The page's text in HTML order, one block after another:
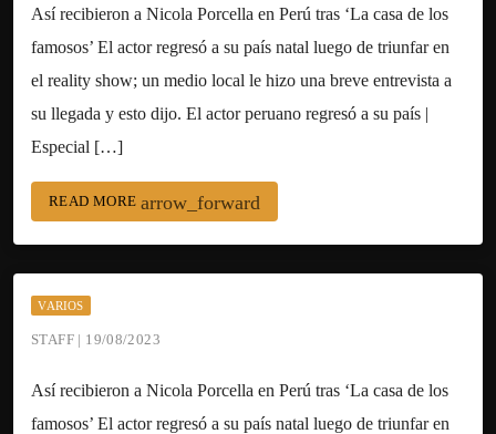
Así recibieron a Nicola Porcella en Perú tras ‘La casa de los
famosos’ El actor regresó a su país natal luego de triunfar en
el reality show; un medio local le hizo una breve entrevista a
su llegada y esto dijo. El actor peruano regresó a su país |
Especial […]
READ MORE arrow_forward
VARIOS
STAFF | 19/08/2023
Así recibieron a Nicola Porcella en Perú tras ‘La casa de los
famosos’ El actor regresó a su país natal luego de triunfar en